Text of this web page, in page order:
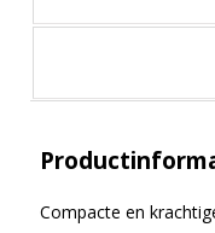
Compacte en